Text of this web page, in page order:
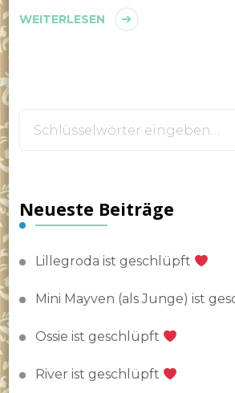
WEITERLESEN
Neueste Beiträge
Lillegroda ist geschlüpft
Mini Mayven (als Junge) ist
Ossie ist geschlüpft
River ist geschlüpft